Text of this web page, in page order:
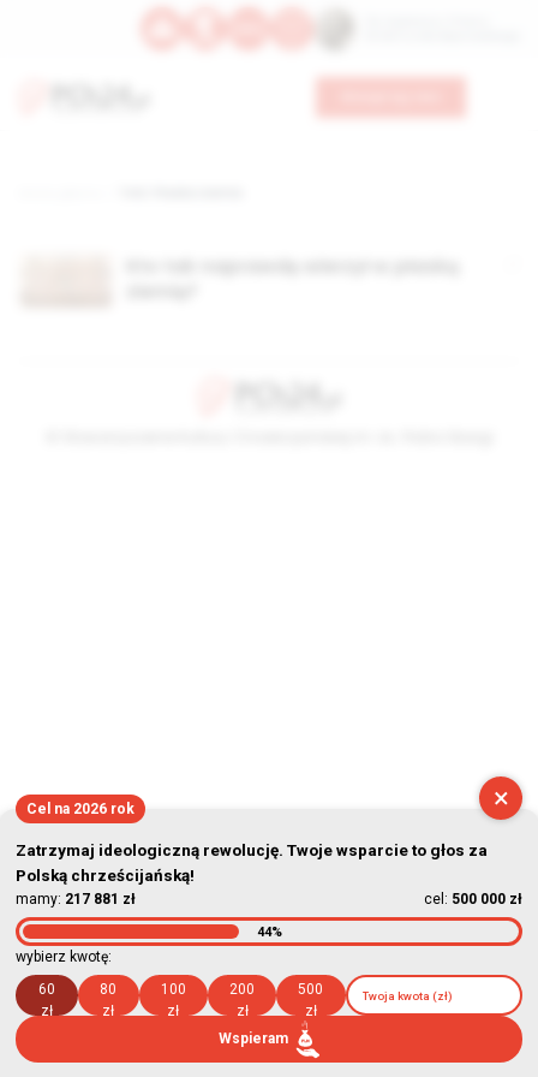
×
Cel na 2026 rok
Zatrzymaj ideologiczną rewolucję. Twoje wsparcie to głos za
Polską chrześcijańską!
mamy: 217 881 zł cel: 500 000 zł
44%
wybierz kwotę:
60
zł
80
zł
100
zł
200
zł
500
zł
Wspieram